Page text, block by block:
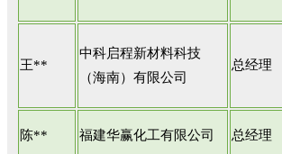
王**
中科启程新材料科技
（海南）有限公司
总经理
陈** 福建华赢化工有限公司 总经理